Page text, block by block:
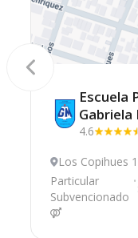
Escuela
Gabriela
4.6
Los Copihues
Linares
Particular
Subvencionado